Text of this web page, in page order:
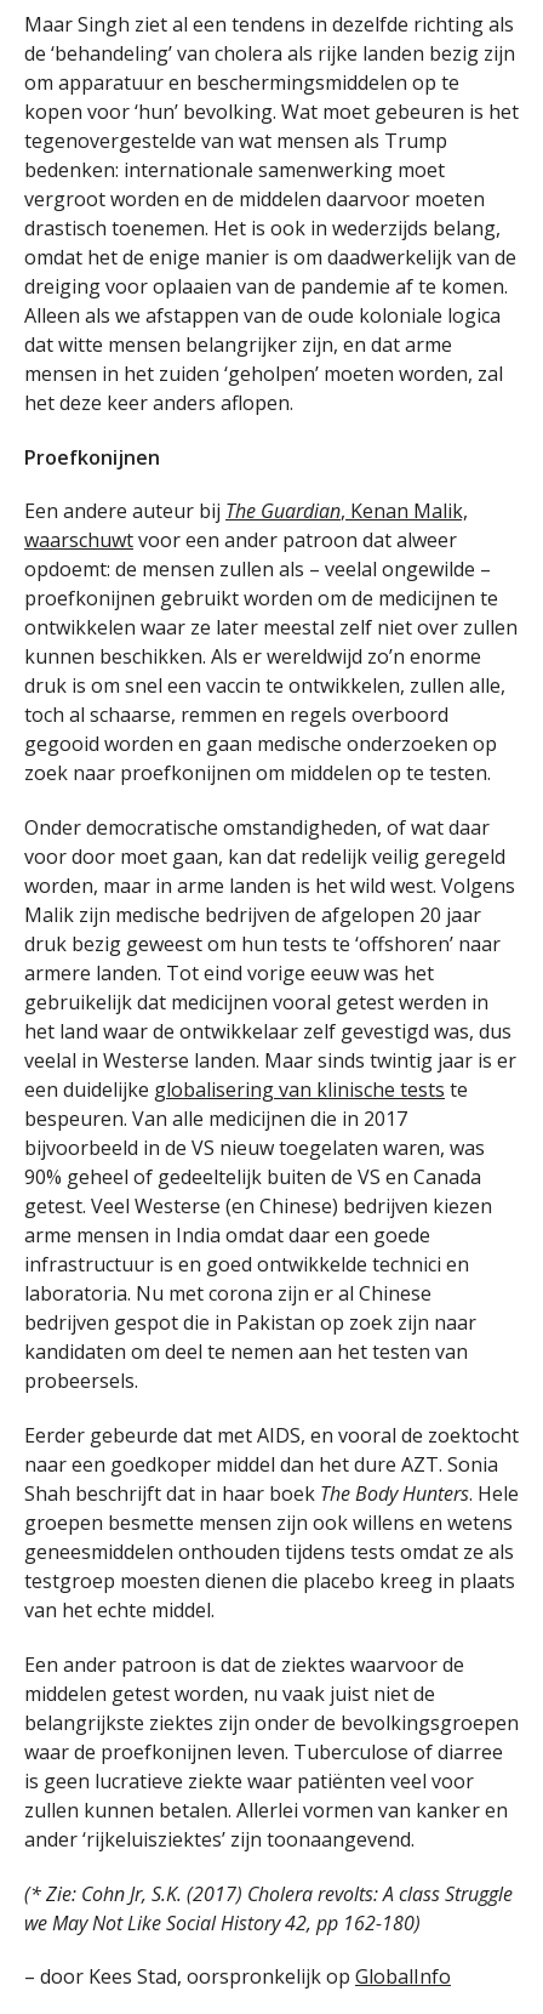
Maar Singh ziet al een tendens in dezelfde richting als
de ‘behandeling’ van cholera als rijke landen bezig zijn
om apparatuur en beschermingsmiddelen op te
kopen voor ‘hun’ bevolking. Wat moet gebeuren is het
tegenovergestelde van wat mensen als Trump
bedenken: internationale samenwerking moet
vergroot worden en de middelen daarvoor moeten
drastisch toenemen. Het is ook in wederzijds belang,
omdat het de enige manier is om daadwerkelijk van de
dreiging voor oplaaien van de pandemie af te komen.
Alleen als we afstappen van de oude koloniale logica
dat witte mensen belangrijker zijn, en dat arme
mensen in het zuiden ‘geholpen’ moeten worden, zal
het deze keer anders aflopen.
Proefkonijnen
Een andere auteur bij The Guardian, Kenan Malik,
waarschuwtvoor een ander patroon dat alweer
opdoemt: de mensen zullen als – veelal ongewilde –
proefkonijnen gebruikt worden om de medicijnen te
ontwikkelen waar ze later meestal zelf niet over zullen
kunnen beschikken. Als er wereldwijd zo’n enorme
druk is om snel een vaccin te ontwikkelen, zullen alle,
toch al schaarse, remmen en regels overboord
gegooid worden en gaan medische onderzoeken op
zoek naar proefkonijnen om middelen op te testen.
Onder democratische omstandigheden, of wat daar
voor door moet gaan, kan dat redelijk veilig geregeld
worden, maar in arme landen is het wild west. Volgens
Malik zijn medische bedrijven de afgelopen 20 jaar
druk bezig geweest om hun tests te ‘offshoren’ naar
armere landen. Tot eind vorige eeuw was het
gebruikelijk dat medicijnen vooral getest werden in
het land waar de ontwikkelaar zelf gevestigd was, dus
veelal in Westerse landen. Maar sinds twintig jaar is er
een duidelijke globalisering van klinische tests te
bespeuren. Van alle medicijnen die in 2017
bijvoorbeeld in de VS nieuw toegelaten waren, was
90% geheel of gedeeltelijk buiten de VS en Canada
getest. Veel Westerse (en Chinese) bedrijven kiezen
arme mensen in India omdat daar een goede
infrastructuur is en goed ontwikkelde technici en
laboratoria. Nu met corona zijn er al Chinese
bedrijven gespot die in Pakistan op zoek zijn naar
kandidaten om deel te nemen aan het testen van
probeersels.
Eerder gebeurde dat met AIDS, en vooral de zoektocht
naar een goedkoper middel dan het dure AZT. Sonia
Shah beschrijft dat in haar boek The Body Hunters. Hele
groepen besmette mensen zijn ook willens en wetens
geneesmiddelen onthouden tijdens tests omdat ze als
testgroep moesten dienen die placebo kreeg in plaats
van het echte middel.
Een ander patroon is dat de ziektes waarvoor de
middelen getest worden, nu vaak juist niet de
belangrijkste ziektes zijn onder de bevolkingsgroepen
waar de proefkonijnen leven. Tuberculose of diarree
is geen lucratieve ziekte waar patiënten veel voor
zullen kunnen betalen. Allerlei vormen van kanker en
ander ‘rijkeluisziektes’ zijn toonaangevend.
(* Zie: Cohn Jr, S.K. (2017) Cholera revolts: A class Struggle
we May Not Like Social History 42, pp 162-180)
– door Kees Stad, oorspronkelijk op GlobalInfo